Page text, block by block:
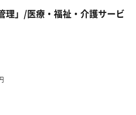
理」/医療・福祉・介護サービ